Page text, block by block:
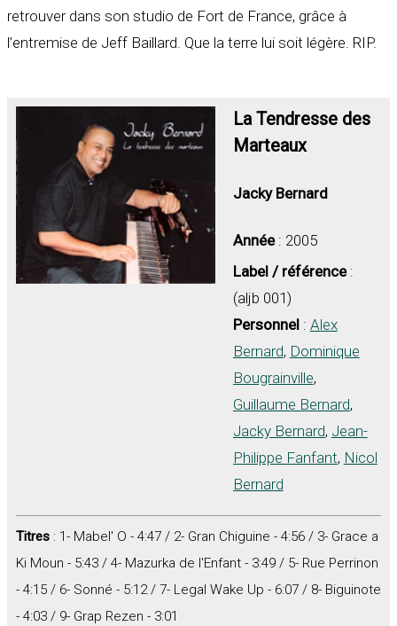
retrouver dans son studio de Fort de France, grâce à
l’entremise de Jeff Baillard. Que la terre lui soit légère. RIP.
La Tendresse des
Marteaux
Jacky Bernard
Année: 2005
Label / référence:
(aljb 001)
Personnel: Alex
Bernard, Dominique
Bougrainville,
Guillaume Bernard,
Jacky Bernard, Jean-
Philippe Fanfant, Nicol
Bernard
Titres : 1- Mabel' O - 4:47 / 2- Gran Chiguine - 4:56 / 3- Grace a
Ki Moun - 5:43 / 4- Mazurka de l'Enfant - 3:49 / 5- Rue Perrinon
- 4:15 / 6- Sonné - 5:12 / 7- Legal Wake Up - 6:07 / 8- Biguinote
- 4:03 / 9- Grap Rezen - 3:01